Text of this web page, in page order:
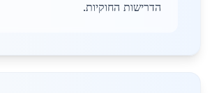
הדרישות החוקיות.